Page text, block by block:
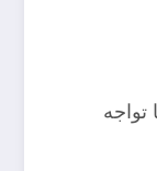
تواجه